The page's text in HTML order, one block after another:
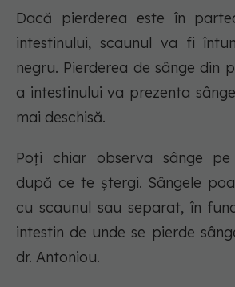
Dacă pierderea este în
intestinului, scaunul va fi
negru. Pierderea de sânge din
a intestinului va prezenta
mai deschisă.
Poți chiar observa sânge
după ce te ștergi. Sângele
cu scaunul sau separat, în
intestin de unde se pierde
dr. Antoniou.